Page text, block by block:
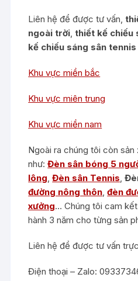
Liên hệ để được tư vấn,
ngoài trời,thiết kế chiếu
kế chiếu sáng sân tennis
Khu vực miền bắc
Khu vực miên trung
Khu vực miền nam
Ngoài ra chúng tôi còn sản
như:Đèn sân bóng 5
lông,Đèn sân Tennis,
đường nông thôn,đèn
xưởng… Chúng tôi cam
hành 3 năm cho từng sản
Liên hệ để được tư vấn
Điện thoại – Zalo: